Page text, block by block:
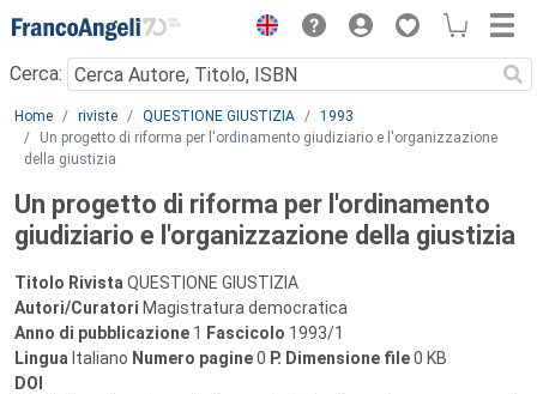
Menu
Cerca:
Main content
Home riviste QUESTIONE GIUSTIZIA
1993
Un progetto di riforma per l'ordinamento giudiziario e l'organizzazione
della giustizia
Un progetto di riforma per l'ordinamento
giudiziario e l'organizzazione della giustizia
Titolo Rivista QUESTIONE GIUSTIZIA
Autori/Curatori Magistratura democratica
Anno di pubblicazione 1 Fascicolo 1993/1
Lingua Italiano Numero pagine0 P. Dimensione file0 KB
DOI